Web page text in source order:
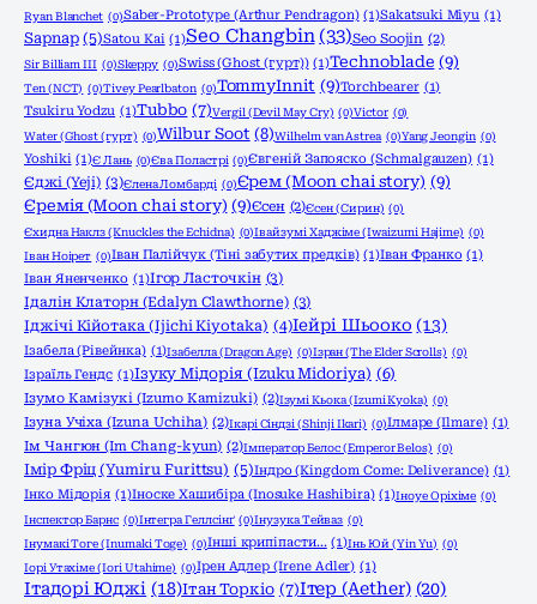
Ryan Blanchet (0)Saber-Prototype (Arthur Pendragon) (1)Sakatsuki Miyu (1)
Sapnap (5)Satou Kai (1)Seo Changbin (33)Seo Soojin (2)
Sir Billiam III (0)Skeppy (0)Swiss (Ghost (гурт)) (1)Technoblade (9)
Ten (NCT) (0)Tivey Pearlbaton (0)TommyInnit (9)Torchbearer (1)
Tsukiru Yodzu (1)Tubbo (7)Vergil (Devil May Cry) (0)Victor (0)
Water (Ghost (гурт) (0)Wilbur Soot (8)Wilhelm van Astrea (0)Yang Jeongin (0)
Yoshiki (1)Є Лань (0)Єва Поластрі (0)Євгеній Запояско (Schmalgauzen) (1)
Єджі (Yeji) (3)Єлена Ломбарді (0)Єрем (Moon chai story) (9)
Єремія (Moon chai story) (9)Єсен (2)Єсен (Сирин) (0)
Єхидна Наклз (Knuckles the Echidna) (0)Івайзумі Хаджіме (Iwaizumi Hajime) (0)
Іван Ноірет (0)Іван Палійчук (Тіні забутих предків) (1)Іван Франко (1)
Іван Яненченко (1)Ігор Ласточкін (3)
Ідалін Клаторн (Edalyn Clawthorne) (3)
Іджічі Кійотака (Ijichi Kiyotaka) (4)Іейрі Шьооко (13)
Ізабела (Рівейнка) (1)Ізабелла (Dragon Age) (0)Ізран (The Elder Scrolls) (0)
Ізраїль Гендс (1)Ізуку Мідорія (Izuku Midoriya) (6)
Ізумо Камізукі (Izumo Kamizuki) (2)Ізумі Кьока (Izumi Kyoka) (0)
Ізуна Учіха (Izuna Uchiha) (2)Ікарі Сіндзі (Shinji Ikari) (0)Ілмаре (Ilmare) (1)
Ім Чангюн (Im Chang-kyun) (2)Імператор Белос (Emperor Belos) (0)
Імір Фріц (Yumiru Furittsu) (5)Індро (Kingdom Come: Deliverance) (1)
Інко Мідорія (1)Іноске Хашибіра (Inosuke Hashibira) (1)Іноуе Оріхіме (0)
Інспектор Барнс (0)Інтегра Геллсінґ (0)Інузука Тейваз (0)
Інумакі Тоге (Inumaki Toge) (0)Інші крипіпасти... (1)Інь Юй (Yin Yu) (0)
Іорі Утахіме (Iori Utahime) (0)Ірен Адлер (Irene Adler) (1)
Ітадорі Юджі (18)Ітан Торкіо (7)Ітер (Aether) (20)